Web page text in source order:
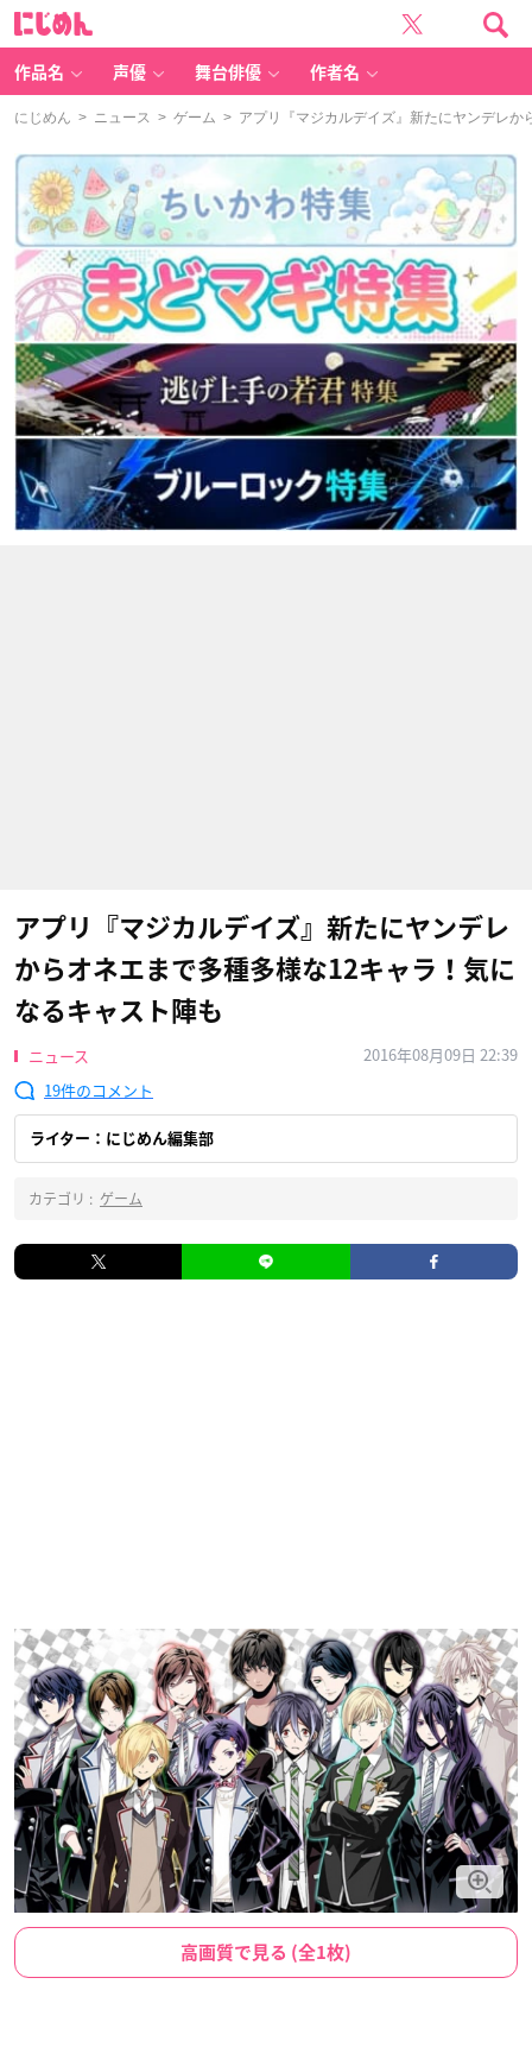
作品名 声優 舞台俳優 作者名
にじめん > ニュース > ゲーム > アプリ『マジカルデイズ』新たにヤンデレか
アプリ『マジカルデイズ』新たにヤンデレ
からオネエまで多種多様な12キャラ！気に
なるキャスト陣も
ニュース
2016年08月09日 22:39
19
ライター：にじめん編集部
カテゴリ : ゲーム
高画質で見る (全1枚)